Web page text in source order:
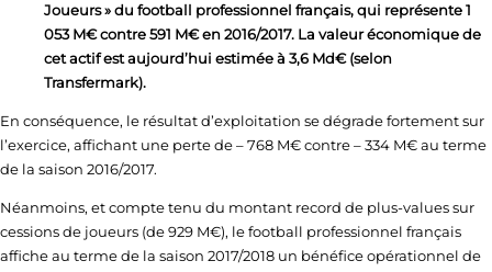
Joueurs » du football professionnel français, qui représente 1
053 M€ contre 591 M€ en 2016/2017. La valeur économique de
cet actif est aujourd’hui estimée à 3,6 Md€ (selon
Transfermark).
En conséquence, le résultat d’exploitation se dégrade fortement sur
l’exercice, affichant une perte de – 768 M€ contre – 334 M€ au terme
de la saison 2016/2017.
Néanmoins, et compte tenu du montant record de plus-values sur
cessions de joueurs (de 929 M€), le football professionnel français
affiche au terme de la saison 2017/2018 un bénéfice opérationnel de